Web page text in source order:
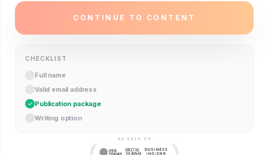
CONTINUE TO CONTENT
CHECKLIST
Full name
Valid email address
Publication package
Writing option